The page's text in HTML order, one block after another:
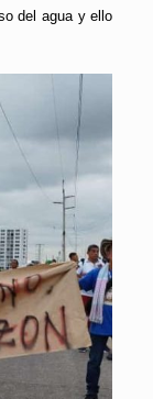
del agua y ello